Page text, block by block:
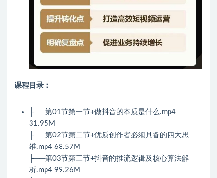
课程目录：
├──第01节第一节+做抖音的本质是什么.mp4
31.95M
├──第02节第二节+优质创作者必须具备的四大思
维.mp4 68.57M
├──第03节第三节+抖音的推流逻辑及核心算法解
析.mp4 99.26M